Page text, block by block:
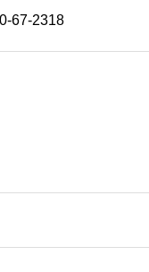
67-2318